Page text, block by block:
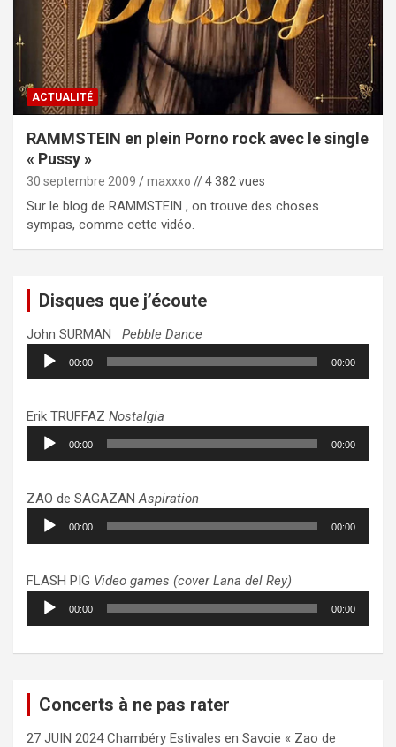
ACTUALITÉ
RAMMSTEIN en plein Porno rock avec le single
« Pussy »
30 septembre 2009 maxxxo // 4 382 vues
Sur le blog de RAMMSTEIN , on trouve des choses
sympas, comme cette vidéo.
Disques que j’écoute
John SURMAN Pebble Dance
Lecteur
audio
00:00 00:00
Erik TRUFFAZ Nostalgia
Lecteur
audio
00:00 00:00
ZAO de SAGAZANAspiration
Lecteur
audio
00:00 00:00
FLASH PIG Video games (cover Lana del Rey)
Lecteur
audio
00:00 00:00
Concerts à ne pas rater
27 JUIN 2024 Chambéry Estivales en Savoie « Zao de